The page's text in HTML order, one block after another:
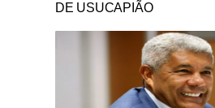
DE USUCAPIÃO